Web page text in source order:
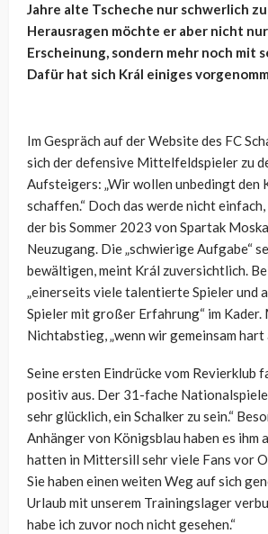
Jahre alte Tscheche nur schwerlich
Herausragen möchte er aber nicht
Erscheinung, sondern mehr noch mit
Dafür hat sich Král einiges
Im Gespräch auf der Website des FC
sich der defensive Mittelfeldspieler zu
Aufsteigers: „Wir wollen unbedingt den
schaffen.“ Doch das werde nicht
der bis Sommer 2023 von Spartak
Neuzugang. Die „schwierige Aufgabe“
bewältigen, meint Král zuversichtlich.
„einerseits viele talentierte Spieler und
Spieler mit großer Erfahrung“ im
Nichtabstieg, „wenn wir gemeinsam hart
Seine ersten Eindrücke vom Revierklub
positiv aus. Der 31-fache
sehr glücklich, ein Schalker zu sein.“
Anhänger von Königsblau haben es ihm
hatten in Mittersill sehr viele Fans vor
Sie haben einen weiten Weg auf sich
Urlaub mit unserem Trainingslager
habe ich zuvor noch nicht gesehen.“